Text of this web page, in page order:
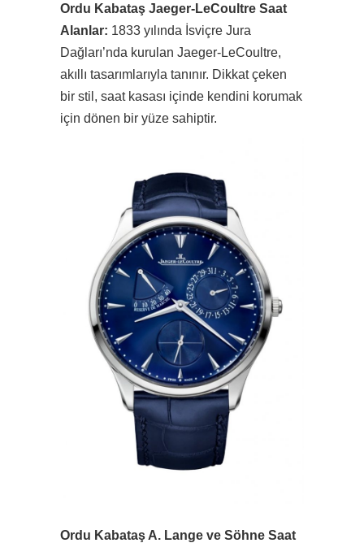
Ordu Kabataş Jaeger-LeCoultre Saat
Alanlar: 1833 yılında İsviçre Jura
Dağları’nda kurulan Jaeger-LeCoultre,
akıllı tasarımlarıyla tanınır. Dikkat çeken
bir stil, saat kasası içinde kendini korumak
için dönen bir yüze sahiptir.
Ordu Kabataş A. Lange ve Söhne Saat